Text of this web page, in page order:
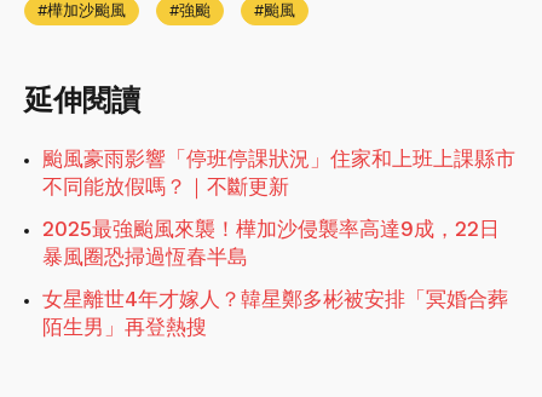
樺加沙颱風 強颱 颱風
延伸閱讀
颱風豪雨影響「停班停課狀況」住家和上班上課縣市
不同能放假嗎？｜不斷更新
2025最強颱風來襲！樺加沙侵襲率高達9成，22日
暴風圈恐掃過恆春半島
女星離世4年才嫁人？韓星鄭多彬被安排「冥婚合葬
陌生男」再登熱搜